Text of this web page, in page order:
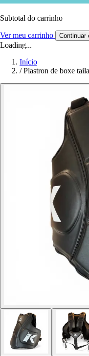
Subtotal do carrinho
Ver meu carrinho Continuar
Loading...
Início
/ Plastron de boxe